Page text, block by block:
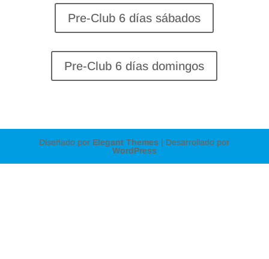
Pre-Club 6 días sábados
Pre-Club 6 días domingos
Diseñado por Elegant Themes | Desarrollado por
WordPress